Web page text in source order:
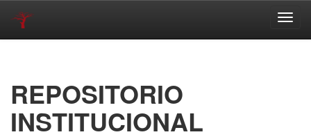
REPOSITORIO
INSTITUCIONAL